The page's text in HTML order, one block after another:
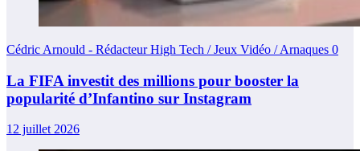
Cédric Arnould - Rédacteur High Tech / Jeux Vidéo / Arnaques 0
La FIFA investit des millions pour booster la
popularité d’Infantino sur Instagram
12 juillet 2026